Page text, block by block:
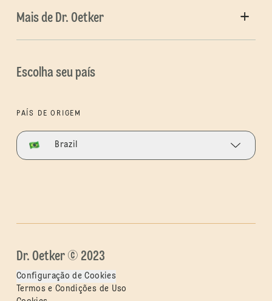
Mais de Dr. Oetker
Escolha seu país
PAÍS DE ORIGEM
Brazil
Dr. Oetker © 2023
Configuração de Cookies
Termos e Condições de Uso